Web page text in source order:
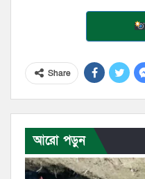
Share
আরো পড়ুন